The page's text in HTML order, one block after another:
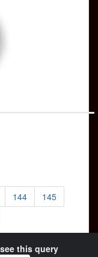
144
145
this query